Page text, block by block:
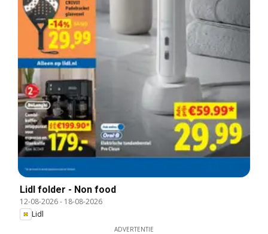
Lidl folder - Non food
12-08-2026- 18-08-2026
Lidl
ADVERTENTIE